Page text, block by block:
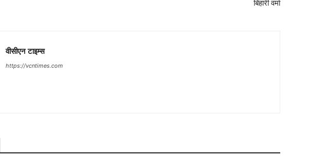
बिहारी वर्मा
वीसीएन टाइम्स
https://vcntimes.com